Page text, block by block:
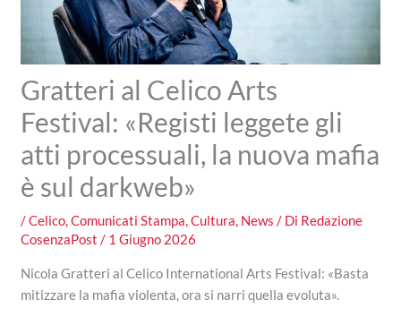
Gratteri al Celico Arts
Festival: «Registi leggete gli
atti processuali, la nuova mafia
è sul darkweb»
/Celico,Comunicati Stampa,Cultura, News / Di Redazione
CosenzaPost/ 1 Giugno 2026
Nicola Gratteri al Celico International Arts Festival: «Basta
mitizzare la mafia violenta, ora si narri quella evoluta».